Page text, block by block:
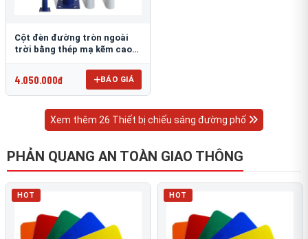
Cột đèn đường tròn ngoài
trời bằng thép mạ kẽm cao
4.050.000đ BÁO GIÁ
Xem thêm 26 Thiết bị chiếu sáng đường phố
PHẢN QUANG AN TOÀN GIAO THÔNG
HOT HOT